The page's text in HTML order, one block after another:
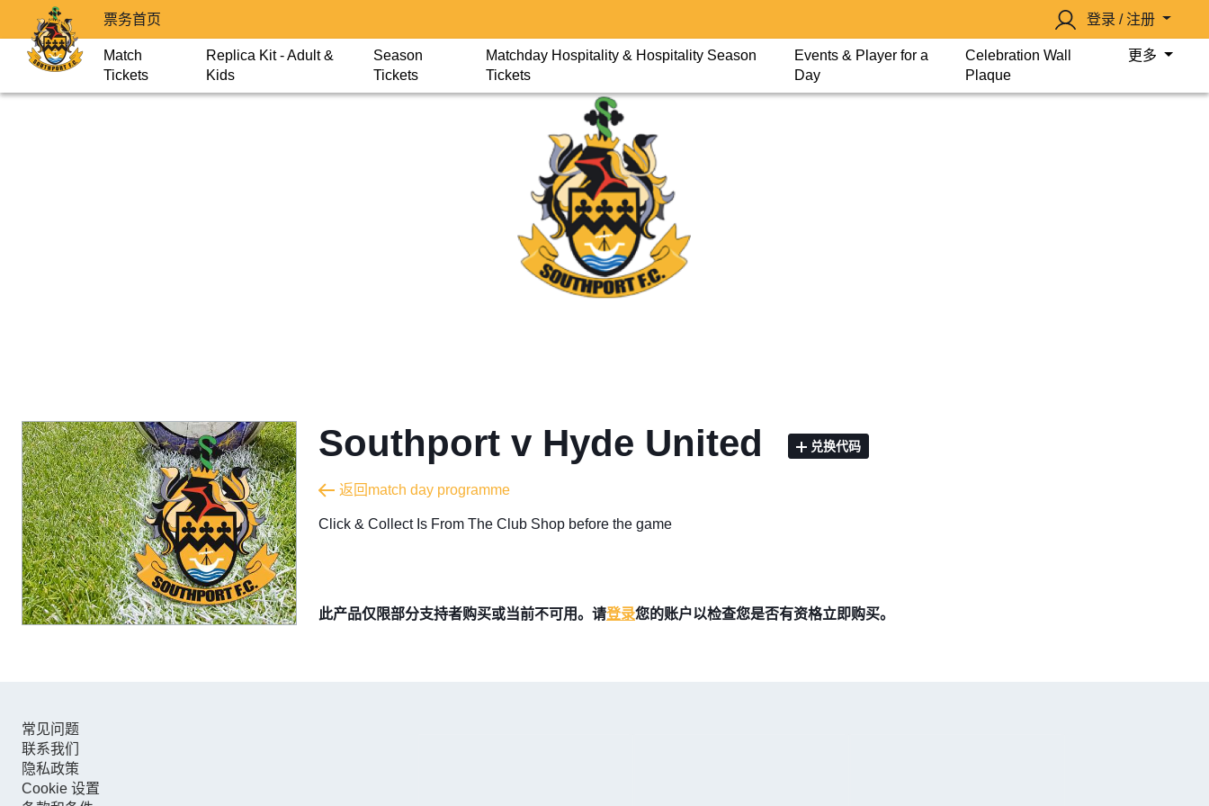
票务首页 登录 / 注册
Match
Tickets
Replica Kit - Adult &
Kids
Season
Tickets
Matchday Hospitality & Hospitality Season
Tickets
Events & Player for a
Day
Celebration Wall
Plaque
更多
Southport v Hyde United 兑换代码
返回match day programme
​Click & Collect Is From The Club Shop before the game
此产品仅限部分支持者购买或当前不可用。请登录您的账户以检查您是否有资格立即购买。
常见问题
联系我们
隐私政策
Cookie 设置